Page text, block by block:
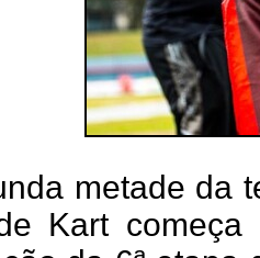
metade da
Kart